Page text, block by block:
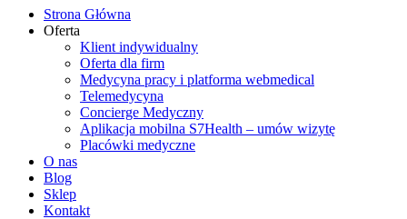
Strona Główna
Oferta
Klient indywidualny
Oferta dla firm
Medycyna pracy i platforma webmedical
Telemedycyna
Concierge Medyczny
Aplikacja mobilna S7Health – umów wizytę
Placówki medyczne
O nas
Blog
Sklep
Kontakt